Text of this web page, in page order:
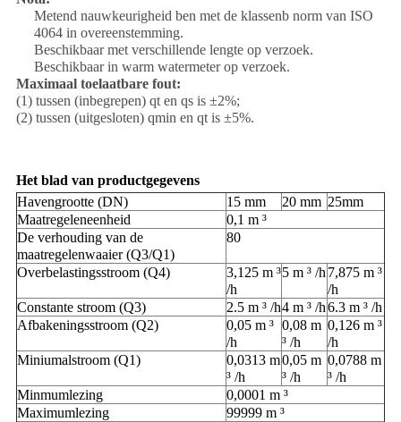
Metend nauwkeurigheid ben met de klassenb norm van ISO
4064 in overeenstemming.
Beschikbaar met verschillende lengte op verzoek.
Beschikbaar in warm watermeter op verzoek.
Maximaal toelaatbare fout:
(1) tussen (inbegrepen) qt en qs is ±2%;
(2) tussen (uitgesloten) qmin en qt is ±5%.
Het blad van productgegevens
Havengrootte (DN)
15 mm 20 mm 25mm
Maatregeleneenheid
0,1 m ³
De verhouding van de
maatregelenwaaier (Q3/Q1)
80
Overbelastingsstroom (Q4)
3,125 m ³
/h
5 m ³ /h7,875 m ³
/h
Constante stroom (Q3)
2.5 m ³ /h4 m ³ /h6.3 m ³ /h
Afbakeningsstroom (Q2)
0,05 m ³
/h
0,08 m
³ /h
0,126 m ³
/h
Miniumalstroom (Q1)
0,0313 m
³ /h
0,05 m
³ /h
0,0788 m
³ /h
Minmumlezing
0,0001 m ³
Maximumlezing
99999 m ³